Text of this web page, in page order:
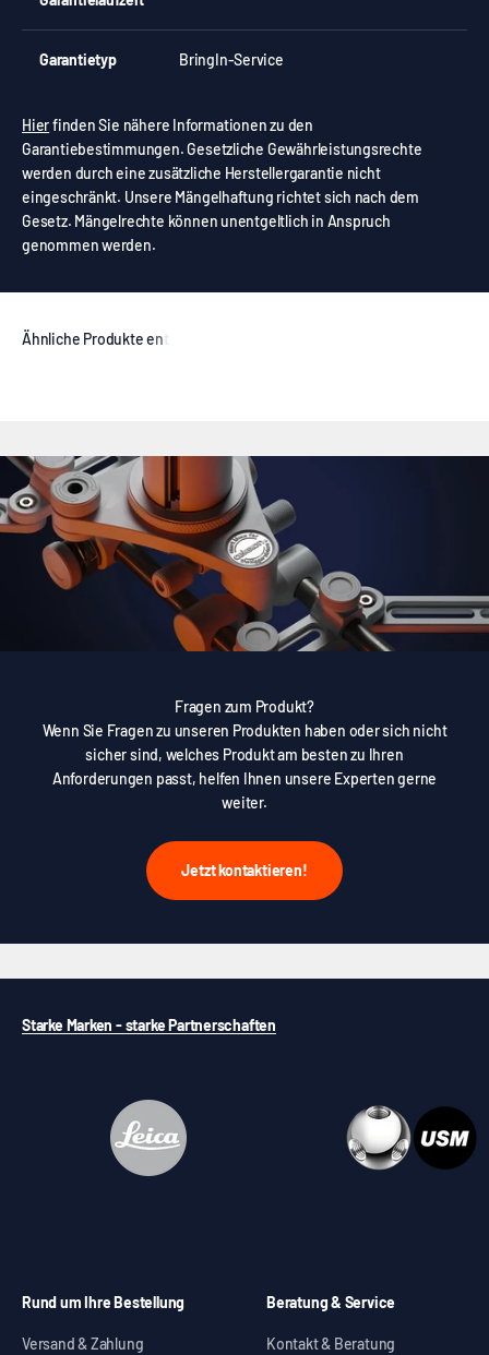
Garantietyp BringIn-Service
Hierfinden Sie nähere Informationen zu den
Garantiebestimmungen. Gesetzliche Gewährleistungsrechte
werden durch eine zusätzliche Herstellergarantie nicht
eingeschränkt. Unsere Mängelhaftung richtet sich nach dem
Gesetz. Mängelrechte können unentgeltlich in Anspruch
genommen werden.
Fragen zum Produkt?
Wenn Sie Fragen zu unseren Produkten haben oder sich nicht
sicher sind, welches Produkt am besten zu Ihren
Anforderungen passt, helfen Ihnen unsere Experten gerne
weiter.
Jetzt kontaktieren!
Starke Marken - starke Partnerschaften
Rund um Ihre Bestellung
Versand & Zahlung
Beratung & Service
Kontakt & Beratung